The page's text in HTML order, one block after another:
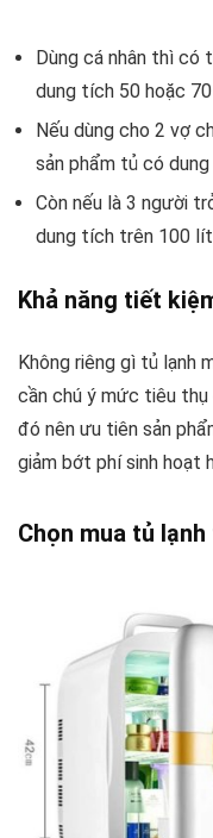
Dùng cá nhân thì có
dung tích 50 hoặc
Nếu dùng cho 2 vợ
sản phẩm tủ có
Còn nếu là 3 người
dung tích trên 100
Khả năng tiết
Không riêng gì tủ lạnh
cần chú ý mức tiêu thụ
đó nên ưu tiên sản
giảm bớt phí sinh hoạt
Chọn mua tủ